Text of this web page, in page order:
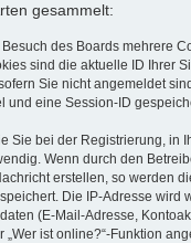
gesammelt:
des Boards mehrere
sind die aktuelle ID Ihrer
Sie nicht angemeldet
und eine Session-ID
Sie bei der Registrierung, in
Wenn durch den
erstellen, so werden
Die IP-Adresse
(E-Mail-Adresse,
ist online?“-Funktion